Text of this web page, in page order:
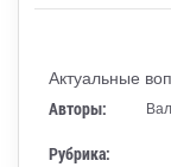
Актуальные
Авторы:
Рубрика: